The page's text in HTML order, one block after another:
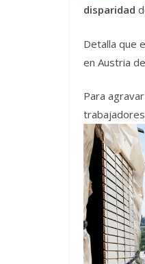
disparidad
Detalla que
en Austria
Para